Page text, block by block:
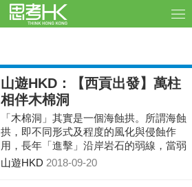
山遊HKD：【西貢出發】萬柱
相伴木棉洞
「木棉洞」其實是一個海蝕拱。所謂海蝕
拱，即不同形式及程度的風化與侵蝕作
用，長年「進擊」沿岸岩石的弱線，當弱
線漸漸擴大就會向內凹形成洞穴，稱為海
山遊HKD 2018-09-20